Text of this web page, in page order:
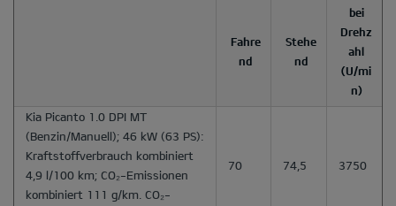
Fahre
nd
Stehe
nd
bei
Drehz
ahl
(U/mi
n)
Kia Picanto 1.0 DPI MT
(Benzin/Manuell); 46 kW (63 PS):
Kraftstoffverbrauch kombiniert
4,9 l/100 km; CO₂-Emissionen
kombiniert 111 g/km. CO₂-
70 74,5 3750